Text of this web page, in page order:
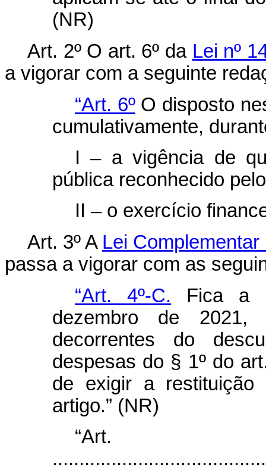
(NR)
Art. 2º O art. 6º da Lei nº
a vigorar com a seguinte
“Art. 6ºO disposto
cumulativamente,
I – a vigência de
pública reconhecido
II – o exercício
Art. 3º A Lei
passa a vigorar com as
“Art. 4º-C. Fica a
dezembro de 2021,
decorrentes do
despesas do § 1º do
de exigir a
artigo.” (NR)